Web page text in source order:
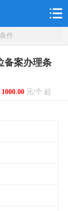
件
备案办理条
1000.00元/个 起